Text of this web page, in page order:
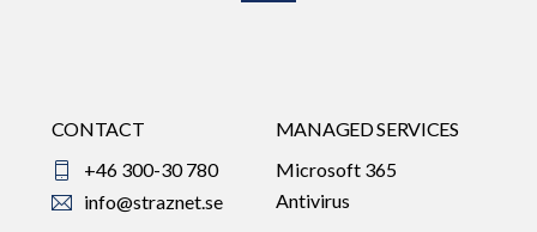
CONTACT
+46 300-30 780
info@straznet.se
MANAGED SERVICES
Microsoft 365
Antivirus